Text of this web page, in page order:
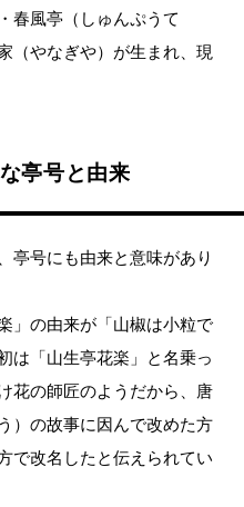
春風亭（しゅんぷうて
（やなぎや）が生まれ、現
亭号と由来
亭号にも由来と意味があり
」の由来が「山椒は小粒で
は「山生亭花楽」と名乗っ
花の師匠のようだから、唐
）の故事に因んで改めた方
で改名したと伝えられてい